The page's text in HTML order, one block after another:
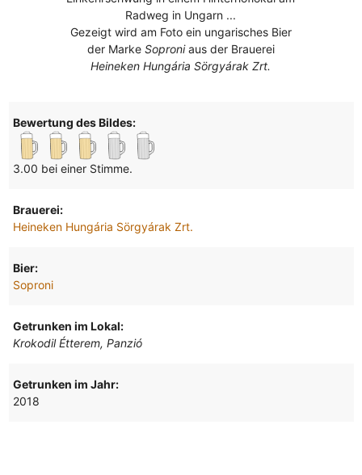
Radweg in Ungarn ...
Gezeigt wird am Foto ein ungarisches Bier
der Marke Soproniaus der Brauerei
Heineken Hungária Sörgyárak Zrt.
Bewertung des Bildes:
3.00 bei einer Stimme.
Brauerei:
Heineken Hungária Sörgyárak Zrt.
Bier:
Soproni
Getrunken im Lokal:
Krokodil Étterem, Panzió
Getrunken im Jahr:
2018